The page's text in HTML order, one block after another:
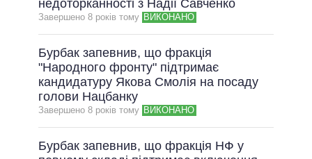
недоторканності з Надії Савченко
Завершено 8 рокiв тому ВИКОНАНО
Бурбак запевнив, що фракція
"Народного фронту" підтримає
кандидатуру Якова Смолія на посаду
голови Нацбанку
Завершено 8 рокiв тому ВИКОНАНО
Бурбак запевнив, що фракція НФ у